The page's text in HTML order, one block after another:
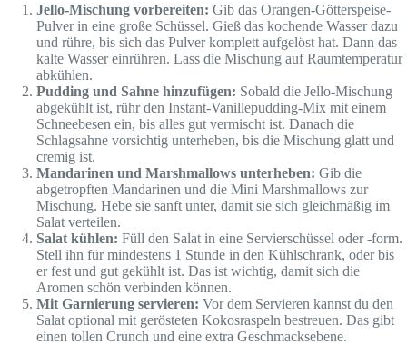
Jello-Mischung vorbereiten: Gib das Orangen-Götterspeise-
Pulver in eine große Schüssel. Gieß das kochende Wasser dazu
und rühre, bis sich das Pulver komplett aufgelöst hat. Dann das
kalte Wasser einrühren. Lass die Mischung auf Raumtemperatur
abkühlen.
Pudding und Sahne hinzufügen: Sobald die Jello-Mischung
abgekühlt ist, rühr den Instant-Vanillepudding-Mix mit einem
Schneebesen ein, bis alles gut vermischt ist. Danach die
Schlagsahne vorsichtig unterheben, bis die Mischung glatt und
cremig ist.
Mandarinen und Marshmallows unterheben: Gib die
abgetropften Mandarinen und die Mini Marshmallows zur
Mischung. Hebe sie sanft unter, damit sie sich gleichmäßig im
Salat verteilen.
Salat kühlen: Füll den Salat in eine Servierschüssel oder -form.
Stell ihn für mindestens 1 Stunde in den Kühlschrank, oder bis
er fest und gut gekühlt ist. Das ist wichtig, damit sich die
Aromen schön verbinden können.
Mit Garnierung servieren: Vor dem Servieren kannst du den
Salat optional mit gerösteten Kokosraspeln bestreuen. Das gibt
einen tollen Crunch und eine extra Geschmacksebene.